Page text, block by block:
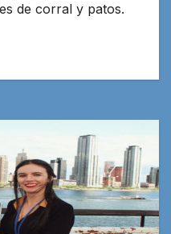
de corral y patos.